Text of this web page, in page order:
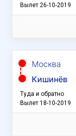
Вылет 26-10-2019
Москва
Кишинёв
Туда и обратно
Вылет 18-10-2019